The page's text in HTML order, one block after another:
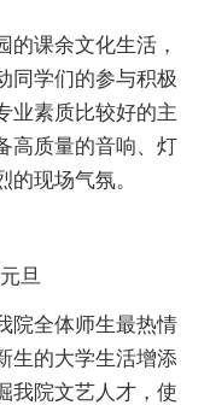
课余文化生活，
同学们的参与积极
业素质比较好的主
高质量的音响、灯
现场气氛。
旦
院全体师生最热情
生的大学生活增添
我院文艺人才，使